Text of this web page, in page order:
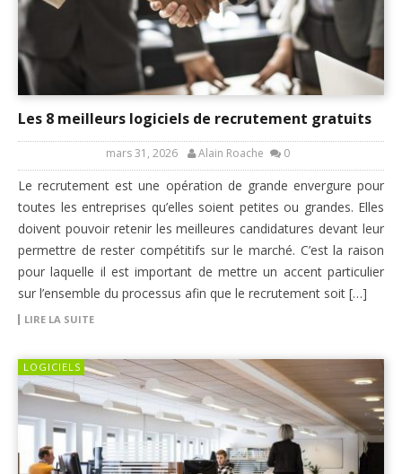
Les 8 meilleurs logiciels de recrutement gratuits
mars 31, 2026 Alain Roache 0
Le recrutement est une opération de grande envergure pour
toutes les entreprises qu’elles soient petites ou grandes. Elles
doivent pouvoir retenir les meilleures candidatures devant leur
permettre de rester compétitifs sur le marché. C’est la raison
pour laquelle il est important de mettre un accent particulier
sur l’ensemble du processus afin que le recrutement soit […]
LIRE LA SUITE
LOGICIELS